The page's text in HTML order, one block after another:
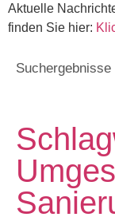
Aktuelle
finden Sie hier:
Suchergebnisse